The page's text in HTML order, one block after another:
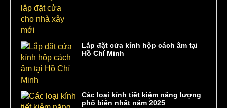
Lắp đặt cửa kính hộp cách âm tại
Hồ Chí Minh
Các loại kính tiết kiệm năng lượng
phổ biến nhất năm 2025